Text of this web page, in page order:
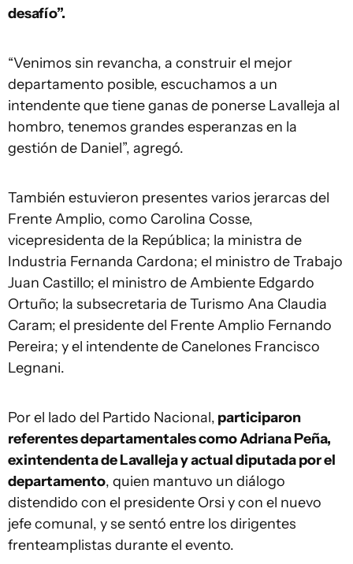
desafío”.
“Venimos sin revancha, a construir el mejor
departamento posible, escuchamos a un
intendente que tiene ganas de ponerse Lavalleja al
hombro, tenemos grandes esperanzas en la
gestión de Daniel”, agregó.
También estuvieron presentes varios jerarcas del
Frente Amplio, como Carolina Cosse,
vicepresidenta de la República; la ministra de
Industria Fernanda Cardona; el ministro de Trabajo
Juan Castillo; el ministro de Ambiente Edgardo
Ortuño; la subsecretaria de Turismo Ana Claudia
Caram; el presidente del Frente Amplio Fernando
Pereira; y el intendente de Canelones Francisco
Legnani.
Por el lado del Partido Nacional, participaron
referentes departamentales como Adriana Peña,
exintendenta de Lavalleja y actual diputada por el
departamento, quien mantuvo un diálogo
distendido con el presidente Orsi y con el nuevo
jefe comunal, y se sentó entre los dirigentes
frenteamplistas durante el evento.